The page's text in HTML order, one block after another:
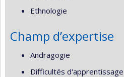
Ethnologie
Champ d’expertise
Andragogie
Difficultés d'apprentissage